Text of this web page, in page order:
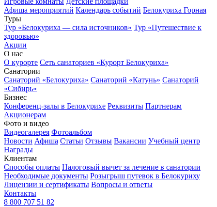
Афиша мероприятий Календарь событий Белокуриха Горная
Туры
Тур «Белокуриха — сила источников» Тур «Путешествие к
здоровью»
Акции
О нас
О курорте Сеть санаториев «Курорт Белокуриха»
Санатории
Санаторий «Белокуриха» Санаторий «Катунь» Санаторий
«Сибирь»
Бизнес
Конференц-залы в Белокурихе Реквизиты Партнерам
Акционерам
Фото и видео
Видеогалерея Фотоальбом
Новости Афиша Статьи Отзывы Вакансии Учебный центр
Награды
Клиентам
Способы оплаты Налоговый вычет за лечение в санатории
Необходимые документы Розыгрыш путевок в Белокуриху
Лицензии и сертификаты Вопросы и ответы
Контакты
8 800 707 51 82